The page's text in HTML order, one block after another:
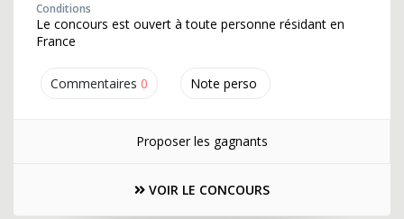
Commentaires 0 Note perso
Conditions
Le concours est ouvert à toute personne résidant en
France
Proposer les gagnants
VOIR LE CONCOURS